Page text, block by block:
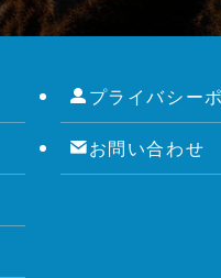
プライバシー
お問い合わせ